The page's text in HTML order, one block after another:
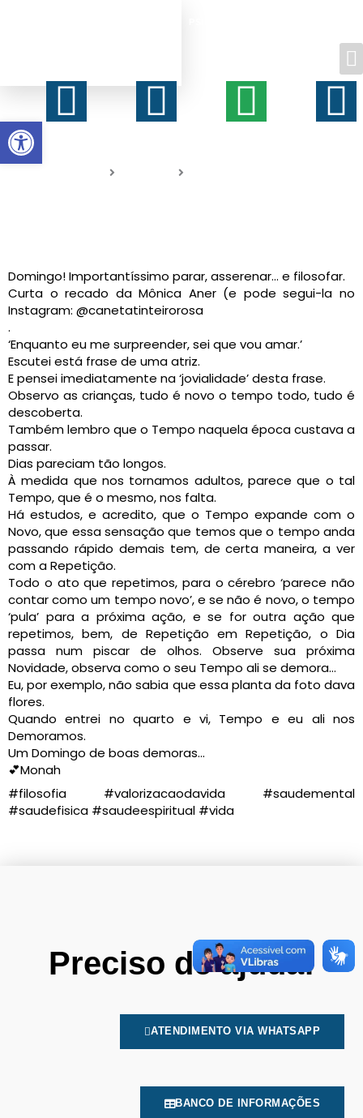
Facebook-
f
Domingo! Importantíssimo parar, asserenar… e filosofar.
Curta o recado da Mônica Aner (e pode segui-la no
Instagram: @canetatinteirorosa
.
‘Enquanto eu me surpreender, sei que vou amar.’
Escutei está frase de uma atriz.
E pensei imediatamente na ‘jovialidade’ desta frase.
Observo as crianças, tudo é novo o tempo todo, tudo é
descoberta.
Também lembro que o Tempo naquela época custava a
passar.
Dias pareciam tão longos.
À medida que nos tornamos adultos, parece que o tal
Tempo, que é o mesmo, nos falta.
Há estudos, e acredito, que o Tempo expande com o
Novo, que essa sensação que temos que o tempo anda
passando rápido demais tem, de certa maneira, a ver
com a Repetição.
Todo o ato que repetimos, para o cérebro ‘parece não
contar como um tempo novo’, e se não é novo, o tempo
‘pula’ para a próxima ação, e se for outra ação que
repetimos, bem, de Repetição em Repetição, o Dia
passa num piscar de olhos. Observe sua próxima
Novidade, observa como o seu Tempo ali se demora…
Eu, por exemplo, não sabia que essa planta da foto dava
flores.
Quando entrei no quarto e vi, Tempo e eu ali nos
Demoramos.
Um Domingo de boas demoras…
💕Monah
#filosofia #valorizacaodavida #saudemental
#saudefisica #saudeespiritual #vida
Preciso de ajuda!
ATENDIMENTO VIA WHATSAPP
BANCO DE INFORMAÇÕES
Abrir a barra de ferramentas